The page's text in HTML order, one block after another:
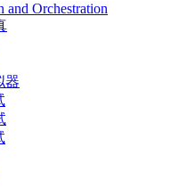
and Orchestration
器